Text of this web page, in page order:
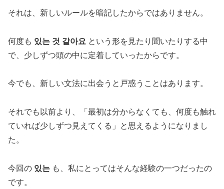
それは、新しいルールを暗記したからではありません。
何度も 있는 것 같아요 という形を見たり聞いたりする中
で、少しずつ頭の中に定着していったからです。
今でも、新しい文法に出会うと戸惑うことはあります。
それでも以前より、「最初は分からなくても、何度も触れ
ていれば少しずつ見えてくる」と思えるようになりまし
た。
今回の 있는 も、私にとってはそんな経験の一つだったの
です。